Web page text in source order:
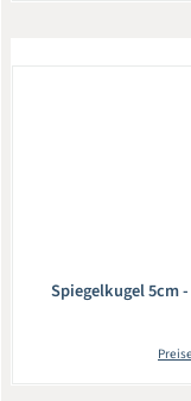
Spiegelkugel 5cm